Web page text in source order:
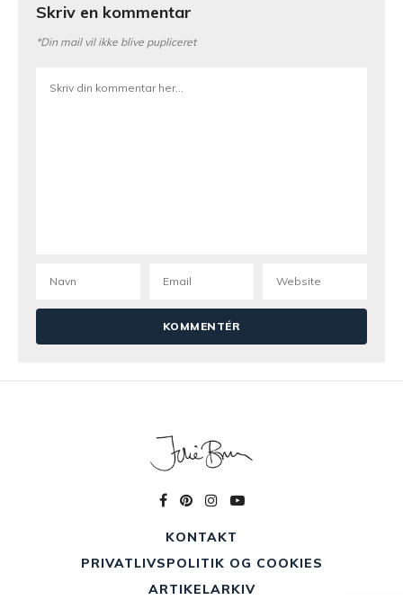
Skriv en kommentar
*Din mail vil ikke blive pupliceret
KONTAKT
PRIVATLIVSPOLITIK OG COOKIES
ARTIKELARKIV